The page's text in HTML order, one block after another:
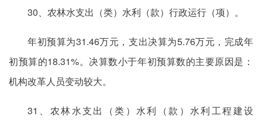
30、农林水支出（类）水利（款）行政运行（项）。
年初预算为31.46万元，支出决算为5.76万元，完成年
初预算的18.31%。决算数小于年初预算数的主要原因是：
机构改革人员变动较大。
31、农林水支出（类）水利（款）水利工程建设